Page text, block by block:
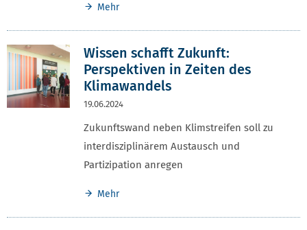
Mehr
Wissen schafft Zukunft:
Perspektiven in Zeiten des
Klimawandels
19.06.2024
Zukunftswand neben Klimstreifen soll zu
interdisziplinärem Austausch und
Partizipation anregen
Mehr